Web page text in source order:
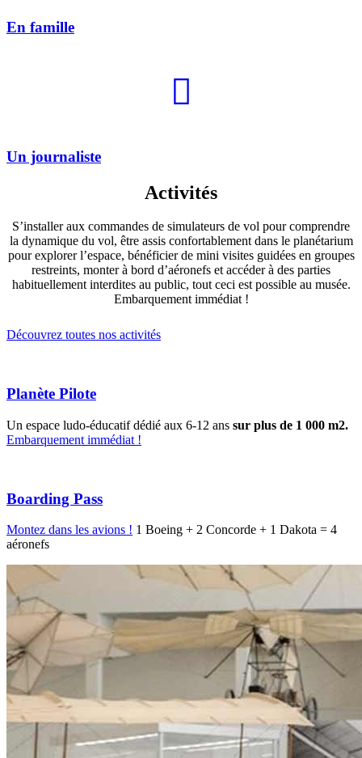
En famille
Un journaliste
Activités
S’installer aux commandes de simulateurs de vol pour comprendre
la dynamique du vol, être assis confortablement dans le planétarium
pour explorer l’espace, bénéficier de mini visites guidées en groupes
restreints, monter à bord d’aéronefs et accéder à des parties
habituellement interdites au public, tout ceci est possible au musée.
Embarquement immédiat !
Découvrez toutes nos activités
Planète Pilote
Un espace ludo-éducatif dédié aux 6-12 ans sur plus de 1 000 m2.
Embarquement immédiat !
Boarding Pass
Montez dans les avions ! 1 Boeing + 2 Concorde + 1 Dakota = 4
aéronefs